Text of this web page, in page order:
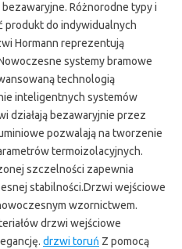
Różnorodne typy i
produkt do indywidualnych
Hormann reprezentują
systemy bramowe
technologią
inteligentnych systemów
działają bezawaryjnie przez
pozwalają na tworzenie
termoizolacyjnych.
szczelności zapewnia
stabilności.Drzwi wejściowe
wzornictwem.
drzwi wejściowe
drzwi toruń Z pomocą